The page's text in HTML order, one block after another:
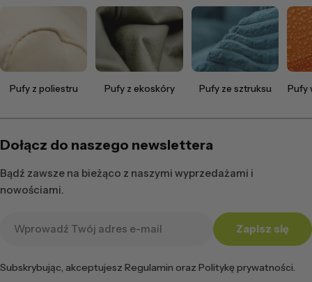
Pufy z poliestru Pufy z ekoskóry Pufy ze sztruksu Pufy
Dołącz do naszego newslettera
Bądź zawsze na bieżąco z naszymi wyprzedażami i
nowościami.
Zapisz się
Subskrybując, akceptujesz Regulamin oraz Politykę prywatności.